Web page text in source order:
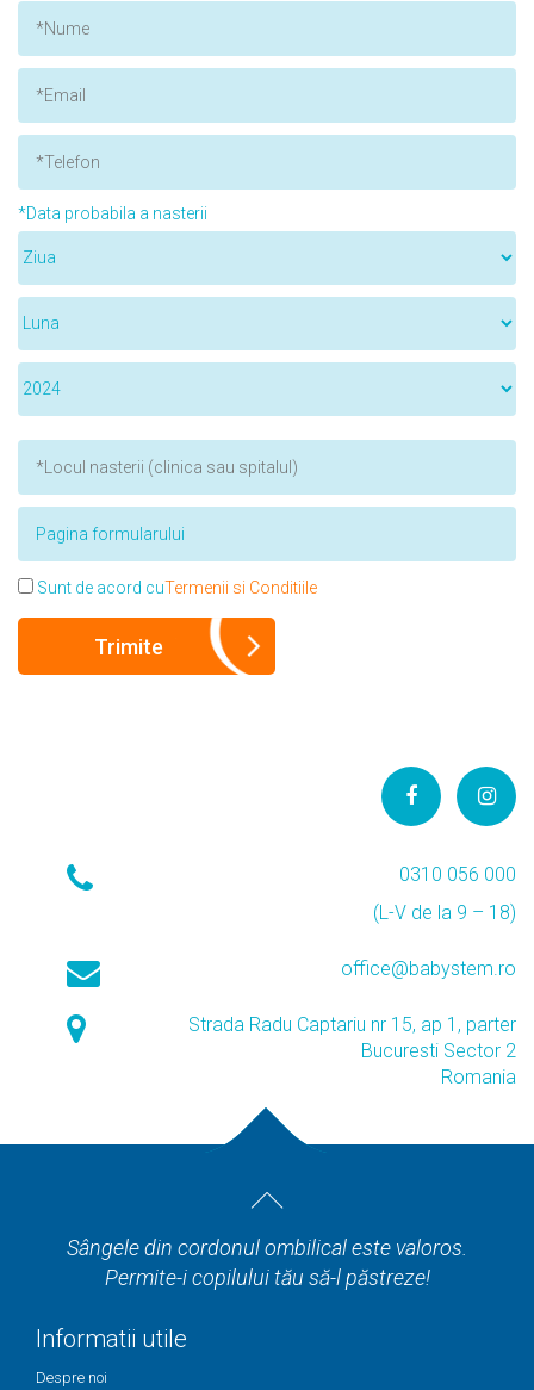
*Data probabila a nasterii
Sunt de acord cuTermenii si Conditiile
0310 056 000
(L-V de la 9 – 18)
office@babystem.ro
Strada Radu Captariu nr 15, ap 1, parter
Bucuresti Sector 2
Romania
Sângele din cordonul ombilical este valoros.
Permite-i copilului tău să-l păstreze!
Informatii utile
Despre noi